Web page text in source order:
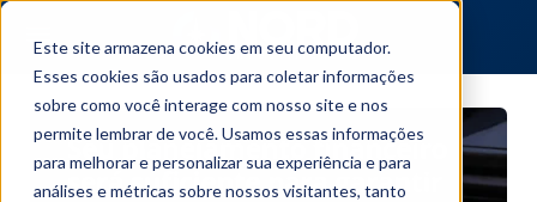
Este site armazena cookies em seu computador.
Esses cookies são usados para coletar informações
sobre como você interage com nosso site e nos
permite lembrar de você. Usamos essas informações
para melhorar e personalizar sua experiência e para
análises e métricas sobre nossos visitantes, tanto